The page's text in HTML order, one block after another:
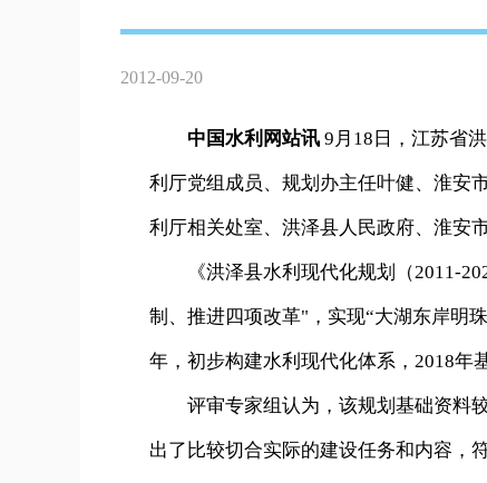
2012-09-20
中国水利网站讯 9月18日，江苏省
利厅党组成员、规划办主任叶健、淮安
利厅相关处室、洪泽县人民政府、淮安
《洪泽县水利现代化规划（2011-
制、推进四项改革"，实现“大湖东岸明
年，初步构建水利现代化体系，2018年
评审专家组认为，该规划基础资料较
出了比较切合实际的建设任务和内容，